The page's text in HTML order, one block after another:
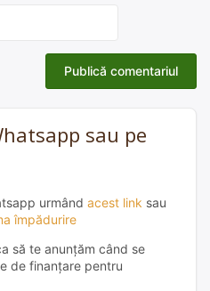
sau pe
urmând acest link sau
împădurire
să te anunțăm când se
de finanțare pentru